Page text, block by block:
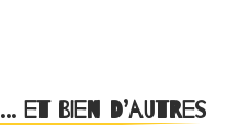
… et bien d’autres